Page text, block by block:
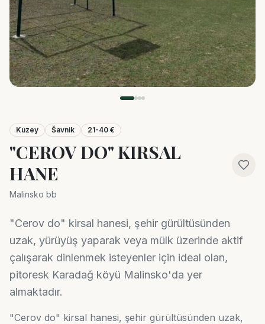
Kuzey Šavnik 21-40 €
"CEROV DO" KIRSAL
HANE
Malinsko bb
"Cerov do" kirsal hanesi, şehir gürültüsünden
uzak, yürüyüş yaparak veya mülk üzerinde aktif
çalışarak dinlenmek isteyenler için ideal olan,
pitoresk Karadağ köyü Malinsko'da yer
almaktadır.
"Cerov do" kirsal hanesi, şehir gürültüsünden uzak,